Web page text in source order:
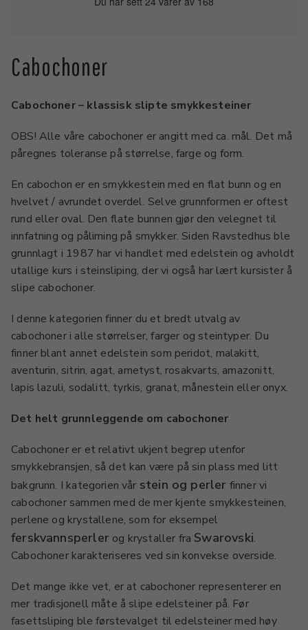
Cabochoner
Cabochoner – klassisk slipte smykkesteiner
OBS! Alle våre cabochoner er angitt med ca. mål. Det må
påregnes toleranse på størrelse, farge og form.
En cabochon er en smykkestein med en flat bunn og en
hvelvet / avrundet overdel. Selve grunnformen er oftest
rund eller oval. Den flate bunnen gjør den velegnet til
innfatning og påliming på smykker. Siden Ravstedhus ble
grunnlagt i 1987 har vi handlet med edelstein og avholdt
utallige kurs i steinsliping, der vi også har lært kursister å
slipe cabochoner.
I denne kategorien finner du et bredt utvalg av
cabochoner i alle størrelser, farger og steintyper. Du
finner blant annet edelstein som peridot, malakitt,
aventurin, sitrin, agat, ametyst, rosakvarts, amazonitt,
lapis lazuli, sodalitt, tyrkis, granat, månestein eller onyx.
Det helt grunnleggende om cabochoner
Cabochoner er et relativt ukjent begrep utenfor
smykkebransjen, så det kan være på sin plass med litt
bakgrunn. I kategorien vår stein og perler finner vi
cabochoner sammen med de mer kjente smykkesteinen,
perlene og krystallene, som for eksempel
ferskvannsperlerog krystaller fra Swarovski.
Cabochoner karakteriseres ved sin konvekse overside.
Det mange ikke vet, er at cabochoner representerer en
mer tradisjonell måte å slipe edelsteiner på. Før
fasettsliping ble førstevalget til edelsteiner med høy